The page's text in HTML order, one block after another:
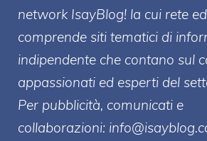
network IsayBlog! la cui rete
comprende siti tematici di
indipendente che contano sul
appassionati ed esperti del
Per pubblicità, comunicati e
collaborazioni: